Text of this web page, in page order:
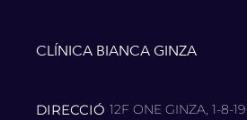
CLÍNICA BIANCA GINZA
DIRECCIÓ 12F ONE GINZA, 1-8-